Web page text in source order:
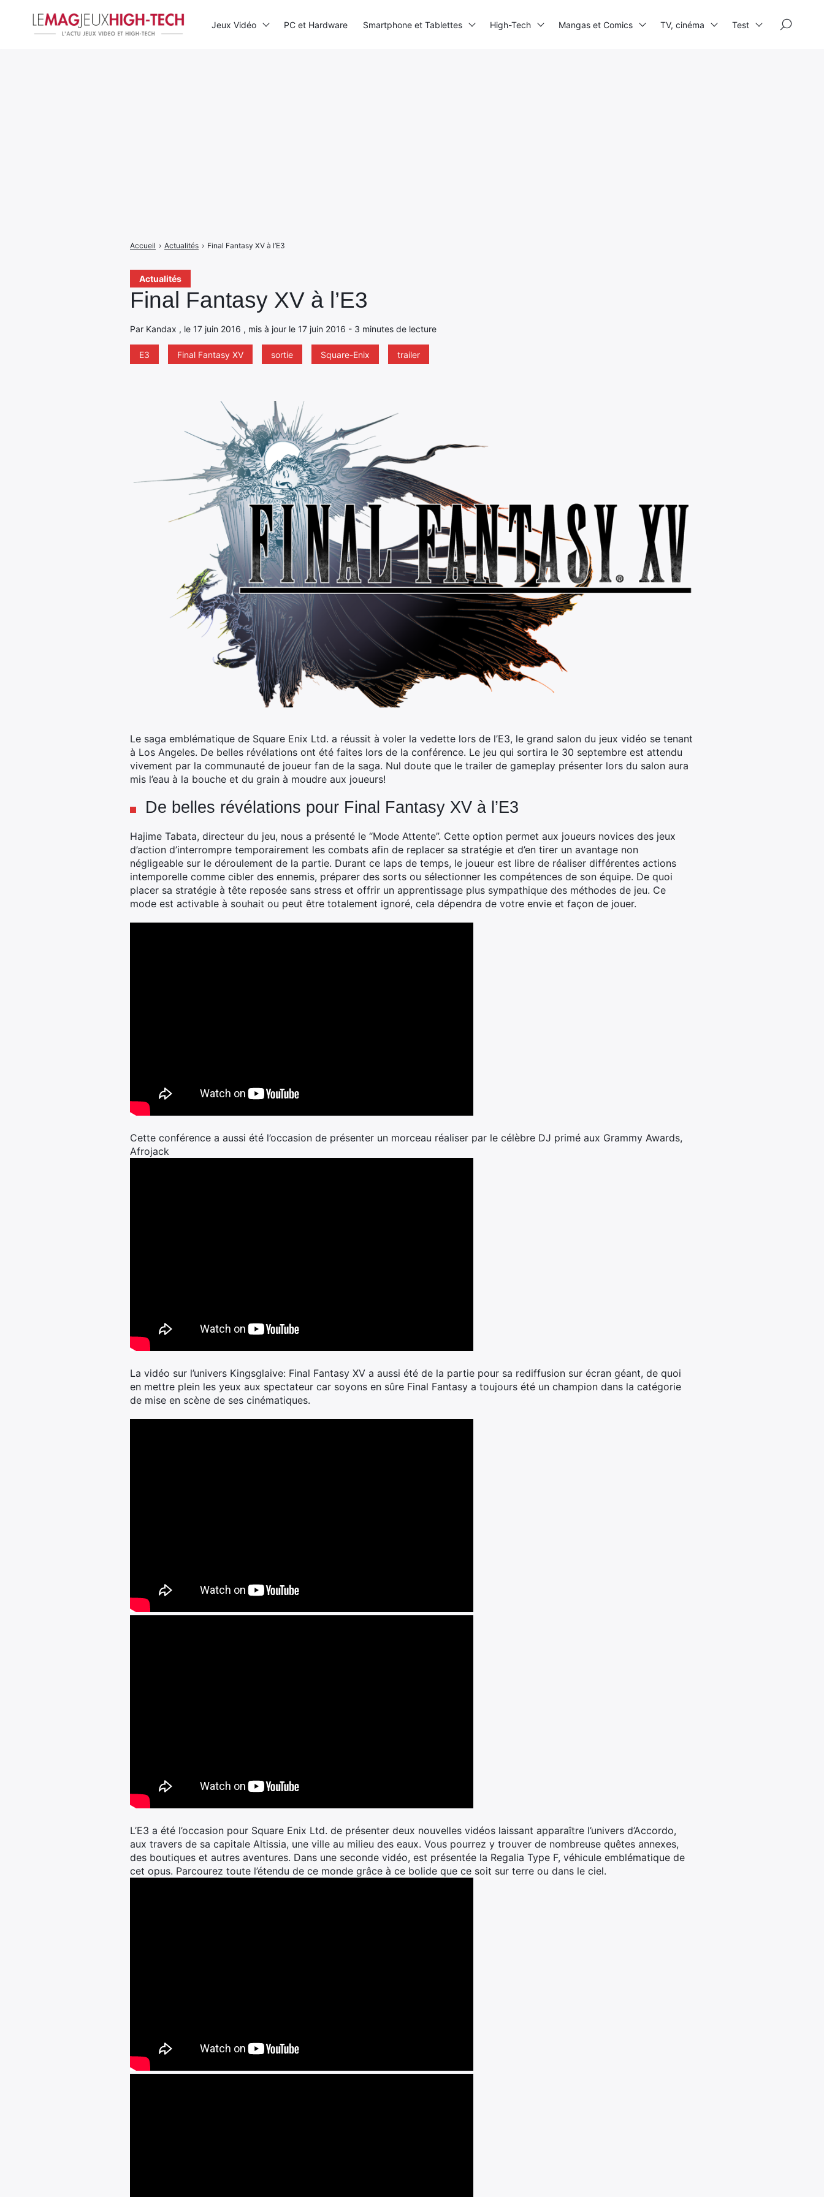
Actualités
Final Fantasy XV à l’E3
Par Kandax , le 17 juin 2016 , mis à jour le 17 juin 2016 - 3 minutes de lecture
E3 Final Fantasy XV sortie Square-Enix trailer
Accueil › Actualités › Final Fantasy XV à l’E3
Le saga emblématique de Square Enix Ltd. a réussit à voler la vedette lors de l’E3, le grand salon du jeux vidéo se tenant
à Los Angeles. De belles révélations ont été faites lors de la conférence. Le jeu qui sortira le 30 septembre est attendu
vivement par la communauté de joueur fan de la saga. Nul doute que le trailer de gameplay présenter lors du salon aura
mis l’eau à la bouche et du grain à moudre aux joueurs!
De belles révélations pour Final Fantasy XV à l’E3
Hajime Tabata, directeur du jeu, nous a présenté le “Mode Attente”. Cette option permet aux joueurs novices des jeux
d’action d’interrompre temporairement les combats afin de replacer sa stratégie et d’en tirer un avantage non
négligeable sur le déroulement de la partie. Durant ce laps de temps, le joueur est libre de réaliser différentes actions
intemporelle comme cibler des ennemis, préparer des sorts ou sélectionner les compétences de son équipe. De quoi
placer sa stratégie à tête reposée sans stress et offrir un apprentissage plus sympathique des méthodes de jeu. Ce
mode est activable à souhait ou peut être totalement ignoré, cela dépendra de votre envie et façon de jouer.
Cette conférence a aussi été l’occasion de présenter un morceau réaliser par le célèbre DJ primé aux Grammy Awards,
Afrojack
La vidéo sur l’univers Kingsglaive: Final Fantasy XV a aussi été de la partie pour sa rediffusion sur écran géant, de quoi
en mettre plein les yeux aux spectateur car soyons en sûre Final Fantasy a toujours été un champion dans la catégorie
de mise en scène de ses cinématiques.
L’E3 a été l’occasion pour Square Enix Ltd. de présenter deux nouvelles vidéos laissant apparaître l’univers d’Accordo,
aux travers de sa capitale Altissia, une ville au milieu des eaux. Vous pourrez y trouver de nombreuse quêtes annexes,
des boutiques et autres aventures. Dans une seconde vidéo, est présentée la Regalia Type F, véhicule emblématique de
cet opus. Parcourez toute l’étendu de ce monde grâce à ce bolide que ce soit sur terre ou dans le ciel.
Jeux Vidéo PC et Hardware Smartphone et Tablettes High-Tech Mangas et Comics TV, cinéma Test